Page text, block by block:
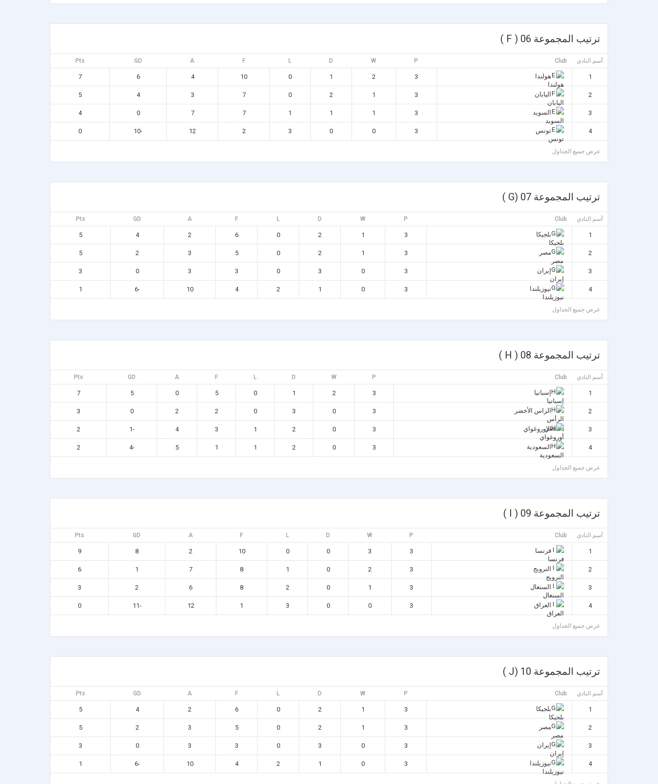
ترتيب المجموعة 06 ( F )
أسم النادي Club
P
W
D
L
F
A
GD
Pts
1 هولندا 3
2
1
0
10
4
6
7
2 اليابان 3
1
2
0
7
3
4
5
3 السويد 3
1
1
1
7
7
0
4
4 تونس 3
0
0
3
2
12
-10
0
عرض جميع الجداول
ترتيب المجموعة 07 (G )
أسم النادي Club
P
W
D
L
F
A
GD
Pts
1 بلجيكا 3
1
2
0
6
2
4
5
2 مصر 3
1
2
0
5
3
2
5
3 إيران 3
0
3
0
3
3
0
3
4 نيوزيلندا 3
0
1
2
4
10
-6
1
عرض جميع الجداول
ترتيب المجموعة 08 ( H )
أسم النادي Club
P
W
D
L
F
A
GD
Pts
1 إسبانيا 3
2
1
0
5
0
5
7
2 الراس الأخضر 3
0
3
0
2
2
0
3
3 الإوروغواي 3
0
2
1
3
4
-1
2
4 السعودية 3
0
2
1
1
5
-4
2
عرض جميع الجداول
ترتيب المجموعة 09 ( I )
أسم النادي Club
P
W
D
L
F
A
GD
Pts
1 فرنسا 3
3
0
0
10
2
8
9
2 النرويج 3
2
0
1
8
7
1
6
3 السنغال 3
1
0
2
8
6
2
3
4 العراق 3
0
0
3
1
12
-11
0
عرض جميع الجداول
ترتيب المجموعة 10 (J )
أسم النادي Club
P
W
D
L
F
A
GD
Pts
1 بلجيكا 3
1
2
0
6
2
4
5
2 مصر 3
1
2
0
5
3
2
5
3 إيران 3
0
3
0
3
3
0
3
4 نيوزيلندا 3
0
1
2
4
10
-6
1